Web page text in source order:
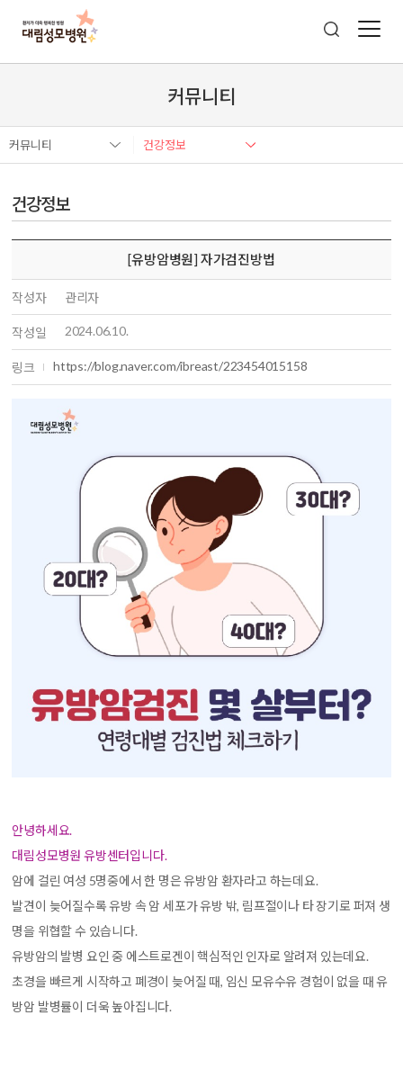
커뮤니티
커뮤니티 건강정보
건강정보
[유방암병원] 자가검진방법
작성자 관리자
작성일 2024.06.10.
링크 https://blog.naver.com/ibreast/223454015158
안녕하세요.
대림성모병원 유방센터입니다.
암에 걸린 여성 5명중에서 한 명은 유방암 환자라고 하는데요.
발견이 늦어질수록 유방 속 암 세포가 유방 밖, 림프절이나 타 장기로 퍼져 생
명을 위협할 수 있습니다.
유방암의 발병 요인 중 에스트로겐이 핵심적인 인자로 알려져 있는데요.
초경을 빠르게 시작하고 폐경이 늦어질 때, 임신 모유수유 경험이 없을 때 유
방암 발병률이 더욱 높아집니다.